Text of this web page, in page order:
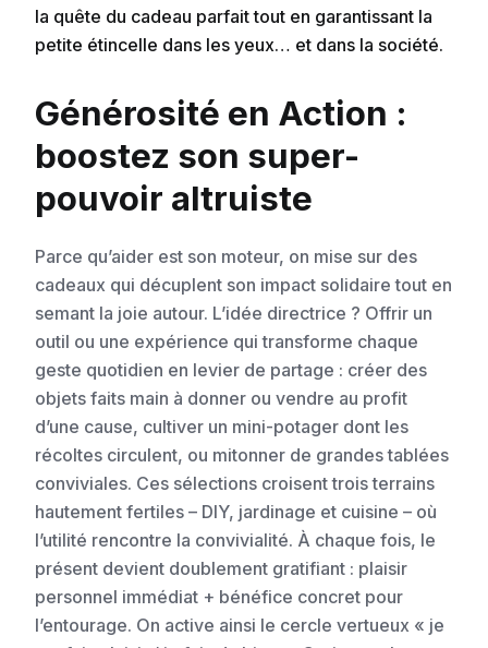
la quête du cadeau parfait tout en garantissant la
petite étincelle dans les yeux… et dans la société.
Générosité en Action :
boostez son super-
pouvoir altruiste
Parce qu’aider est son moteur, on mise sur des
cadeaux qui décuplent son impact solidaire tout en
semant la joie autour. L’idée directrice ? Offrir un
outil ou une expérience qui transforme chaque
geste quotidien en levier de partage : créer des
objets faits main à donner ou vendre au profit
d’une cause, cultiver un mini-potager dont les
récoltes circulent, ou mitonner de grandes tablées
conviviales. Ces sélections croisent trois terrains
hautement fertiles – DIY, jardinage et cuisine – où
l’utilité rencontre la convivialité. À chaque fois, le
présent devient doublement gratifiant : plaisir
personnel immédiat + bénéfice concret pour
l’entourage. On active ainsi le cercle vertueux « je